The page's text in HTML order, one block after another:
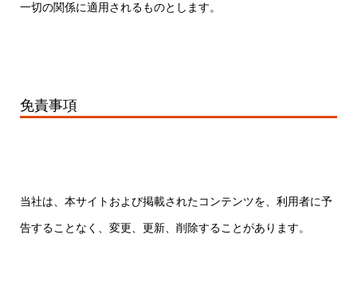
一切の関係に適用されるものとします。
免責事項
当社は、本サイトおよび掲載されたコンテンツを、利用者に予
告することなく、変更、更新、削除することがあります。